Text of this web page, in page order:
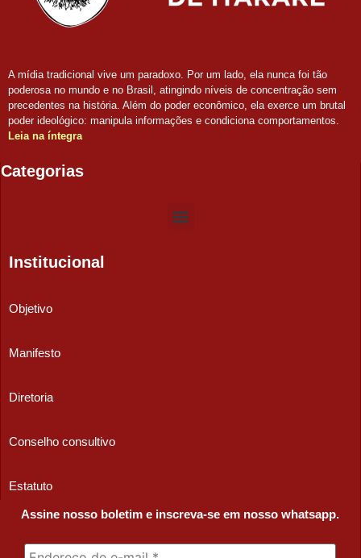
A mídia tradicional vive um paradoxo. Por um lado, ela nunca foi tão
poderosa no mundo e no Brasil, atingindo níveis de concentração sem
precedentes na história. Além do poder econômico, ela exerce um brutal
poder ideológico: manipula informações e condiciona comportamentos.
Leia na íntegra
Categorias
Institucional
Objetivo
Manifesto
Diretoria
Conselho consultivo
Estatuto
Assine nosso boletim e inscreva-se em nosso whatsapp.